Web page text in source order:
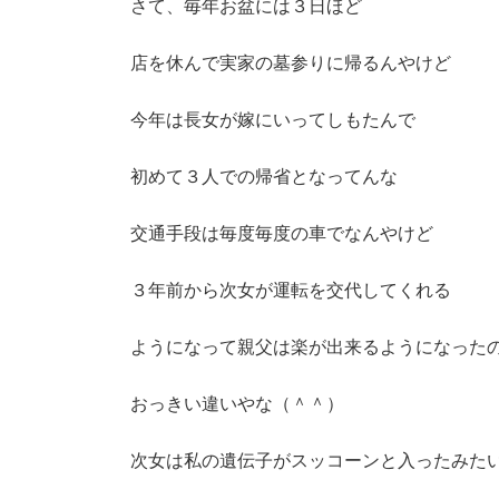
さて、毎年お盆には３日ほど
店を休んで実家の墓参りに帰るんやけど
今年は長女が嫁にいってしもたんで
初めて３人での帰省となってんな
交通手段は毎度毎度の車でなんやけど
３年前から次女が運転を交代してくれる
ようになって親父は楽が出来るようになった
おっきい違いやな（＾＾）
次女は私の遺伝子がスッコーンと入ったみた